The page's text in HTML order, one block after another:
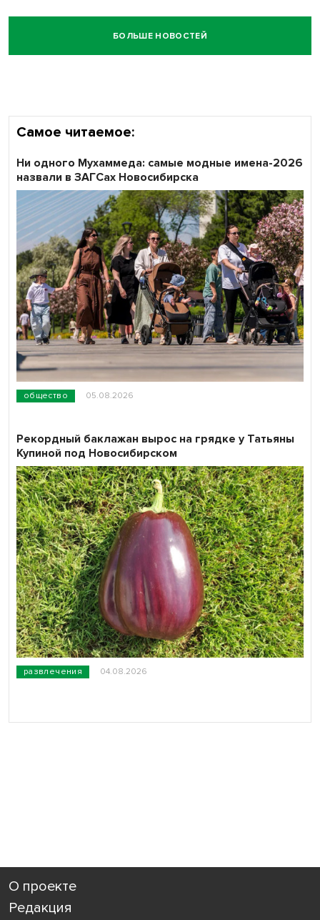
БОЛЬШЕ НОВОСТЕЙ
Самое читаемое:
общество 05.08.2026
Ни одного Мухаммеда: самые модные имена-2026
назвали в ЗАГСах Новосибирска
развлечения 04.08.2026
Рекордный баклажан вырос на грядке у Татьяны
Купиной под Новосибирском
О проекте
Редакция